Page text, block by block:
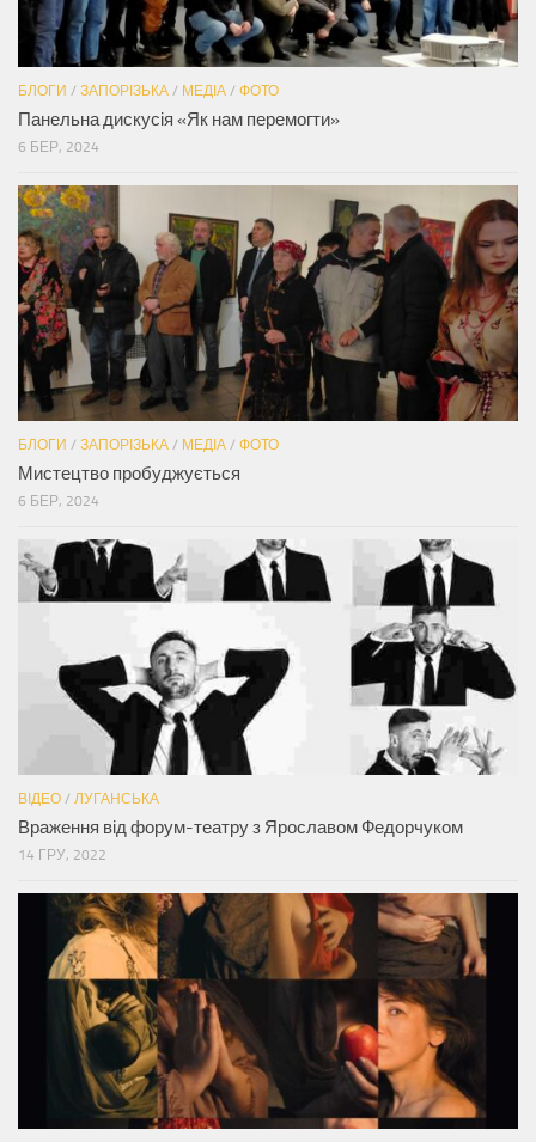
БЛОГИ / ЗАПОРІЗЬКА / МЕДІА / ФОТО
Панельна дискусія «Як нам перемогти»
6 БЕР, 2024
БЛОГИ / ЗАПОРІЗЬКА / МЕДІА / ФОТО
Мистецтво пробуджується
6 БЕР, 2024
ВІДЕО / ЛУГАНСЬКА
Враження від форум-театру з Ярославом Федорчуком
14 ГРУ, 2022